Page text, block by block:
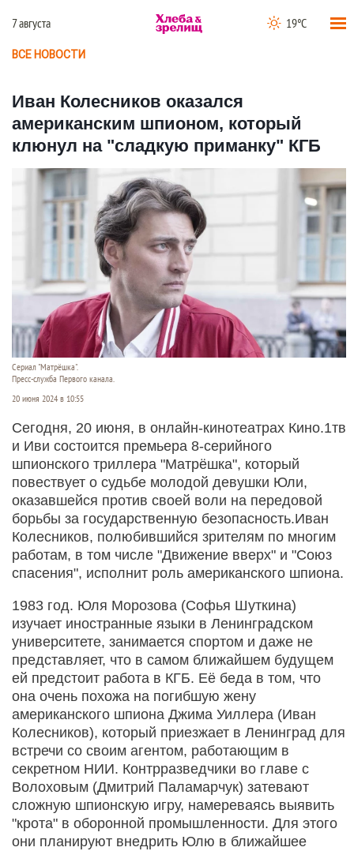
7 августа 19°C
ВСЕ НОВОСТИ
Иван Колесников оказался
американским шпионом, который
клюнул на "сладкую приманку" КГБ
Сериал "Матрёшка".
Пресс-служба Первого канала.
20 июня 2024 в 10:55
Сегодня, 20 июня, в онлайн-кинотеатрах Кино.1тв
и Иви состоится премьера 8-серийного
шпионского триллера "Матрёшка", который
повествует о судьбе молодой девушки Юли,
оказавшейся против своей воли на передовой
борьбы за государственную безопасность.Иван
Колесников, полюбившийся зрителям по многим
работам, в том числе "Движение вверх" и "Союз
спасения", исполнит роль американского шпиона.
1983 год. Юля Морозова (Софья Шуткина)
изучает иностранные языки в Ленинградском
университете, занимается спортом и даже не
представляет, что в самом ближайшем будущем
ей предстоит работа в КГБ. Её беда в том, что
она очень похожа на погибшую жену
американского шпиона Джима Уиллера (Иван
Колесников), который приезжает в Ленинград для
встречи со своим агентом, работающим в
секретном НИИ. Контрразведчики во главе с
Волоховым (Дмитрий Паламарчук) затевают
сложную шпионскую игру, намереваясь выявить
"крота" в оборонной промышленности. Для этого
они планируют внедрить Юлю в ближайшее